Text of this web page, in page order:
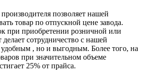
позволяет нашей
товар по отпускной цене завода.
при приобретении розничной или
сотрудничество с нашей
, но и выгодным. Более того, на
при значительном объеме
25% от прайса.